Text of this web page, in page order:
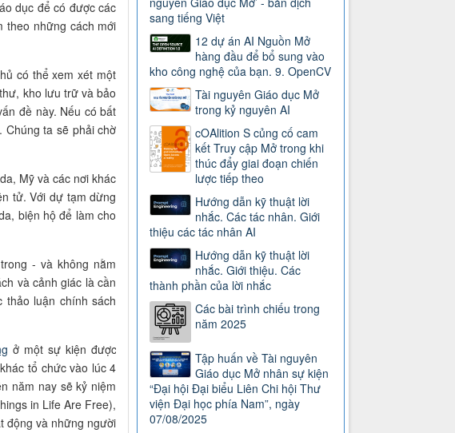
dục để có được các
theo những cách mới
có thể xem xét một
kho lưu trữ và bảo
đề này. Nếu có bất
ta sẽ phải chờ
Mỹ và các nơi khác
tử. Với dự tạm dừng
biện hộ để làm cho
- và không nằm
và cảnh giác là cần
luận chính sách
ở một sự kiện được
tổ chức vào lúc 4
năm nay sẽ kỷ niệm
in Life Are Free),
động và những người
sang tiếng Việt
12 dự án AI Nguồn Mở
hàng đầu để bổ sung vào
kho công nghệ của bạn. 9. OpenCV
Tài nguyên Giáo dục Mở
trong kỷ nguyên AI
cOAlition S củng cố cam
kết Truy cập Mở trong khi
thúc đẩy giai đoạn chiến
lược tiếp theo
Hướng dẫn kỹ thuật lời
nhắc. Các tác nhân. Giới
thiệu các tác nhân AI
Hướng dẫn kỹ thuật lời
nhắc. Giới thiệu. Các
thành phần của lời nhắc
Các bài trình chiếu trong
năm 2025
Tập huấn về Tài nguyên
Giáo dục Mở nhân sự kiện
“Đại hội Đại biểu Liên Chi hội Thư
viện Đại học phía Nam”, ngày
07/08/2025